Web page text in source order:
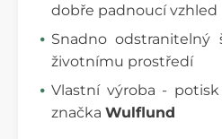
dobře padnoucí vzhled
Snadno
životnímu prostředí
Vlastní výroba -
značka Wulflund